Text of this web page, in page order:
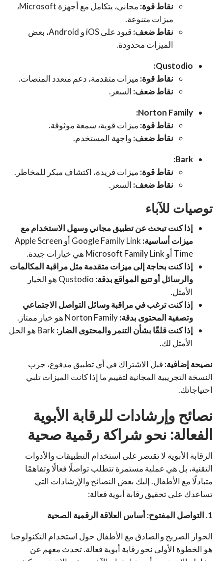
نقاط قوة:
مجاني، يتكامل مع أجهزة Microsoft،
ميزات متنوعة.
نقاط ضعف:
قيود على iOS و Android، بعض
الميزات محدودة.
Qustodio:
نقاط قوة: ميزات متقدمة، دعم متعدد المنصات.
نقاط ضعف: السعر.
Norton Family:
نقاط قوة: ميزات قوية، سمعة موثوقة.
نقاط ضعف: واجهة المستخدم.
Bark:
نقاط قوة: ميزات فريدة، اكتشاف مبكر للمخاطر.
نقاط ضعف: السعر.
توصيات للآباء
إذا كنت تبحث عن تطبيق مجاني وسهل الاستخدام مع
ميزات أساسية:
Google Family Link أو Apple Screen
Time أو Microsoft Family Link هي خيارات جيدة.
إذا كنت بحاجة إلى ميزات متقدمة مثل مراقبة المكالمات
والرسائل أو تتبع المواقع بدقة:
Qustodio هو الخيار
الأمثل.
إذا كنت ترغب في مراقبة وسائل التواصل الاجتماعي
وتصفية المحتوى بدقة:
إذا كنت قلقًا بشأن التنمر والمحتوى الضار:
Bark هو الحل
الأمثل لك.
نصيحة إضافية: قبل الاشتراك في أي تطبيق مدفوع، جرب
النسخة التجريبية المجانية لتقييم ما إذا كانت الميزات تلبي
احتياجاتك.
نصائح وإرشادات للرقابة الأبوية
الفعالة: نحو شراكة رقمية صحية
الرقابة الأبوية لا تقتصر على استخدام التطبيقات والأدوات
التقنية، بل هي عملية مستمرة تتطلب تواصلًا فعالًا وتفاهمًا
متبادلًا مع الأطفال. إليك بعض النصائح والإرشادات التي
تساعدك على تحقيق رقابة أبوية فعالة:
1. التواصل المفتوح: أساس العلاقة الرقمية الصحية
الحوار الصريح والصادق مع الأطفال حول استخدام التكنولوجيا
هو الخطوة الأولى نحو رقابة أبوية فعالة. تحدث معهم عن